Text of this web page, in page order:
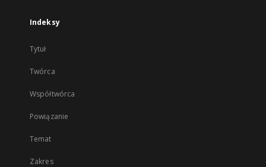
Indeksy
Tytuł
Twórca
Współtwórca
Powiązanie
Temat
Zakres